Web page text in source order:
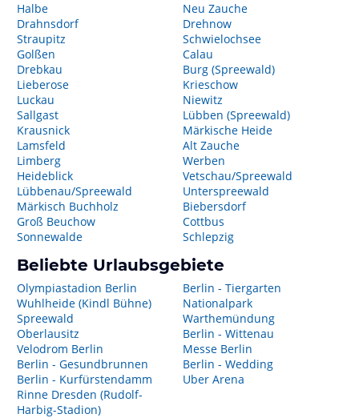
Halbe
Drahnsdorf
Straupitz
Golßen
Drebkau
Lieberose
Luckau
Sallgast
Krausnick
Lamsfeld
Limberg
Heideblick
Lübbenau/Spreewald
Märkisch Buchholz
Groß Beuchow
Sonnewalde
Neu Zauche
Drehnow
Schwielochsee
Calau
Burg (Spreewald)
Krieschow
Niewitz
Lübben (Spreewald)
Märkische Heide
Alt Zauche
Werben
Vetschau/Spreewald
Unterspreewald
Biebersdorf
Cottbus
Schlepzig
Beliebte Urlaubsgebiete
Olympiastadion Berlin
Wuhlheide (Kindl Bühne)
Spreewald
Oberlausitz
Velodrom Berlin
Berlin - Gesundbrunnen
Berlin - Kurfürstendamm
Rinne Dresden (Rudolf-
Harbig-Stadion)
Berlin - Tiergarten
Nationalpark
Warthemündung
Berlin - Wittenau
Messe Berlin
Berlin - Wedding
Uber Arena